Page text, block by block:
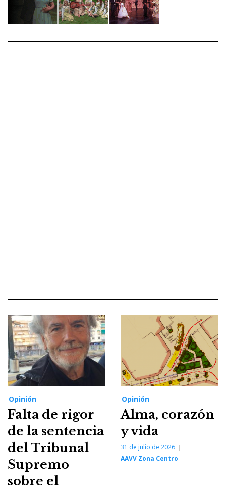
Opinión
Falta de rigor
de la sentencia
del Tribunal
Supremo
sobre el
Opinión
Alma, corazón
y vida
31 de julio de 2026
AAVV Zona Centro